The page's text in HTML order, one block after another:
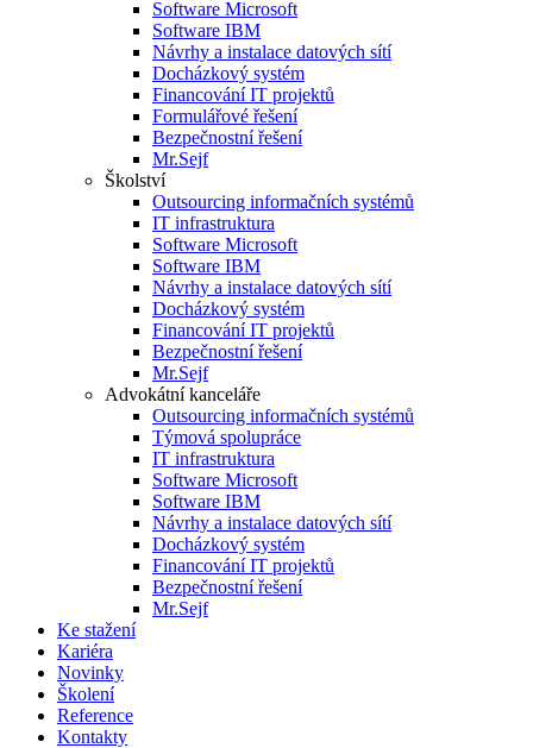
Software Microsoft
Software IBM
Návrhy a instalace datových sítí
Docházkový systém
Financování IT projektů
Formulářové řešení
Bezpečnostní řešení
Mr.Sejf
Školství
Outsourcing informačních systémů
IT infrastruktura
Software Microsoft
Software IBM
Návrhy a instalace datových sítí
Docházkový systém
Financování IT projektů
Bezpečnostní řešení
Mr.Sejf
Advokátní kanceláře
Outsourcing informačních systémů
Týmová spolupráce
IT infrastruktura
Software Microsoft
Software IBM
Návrhy a instalace datových sítí
Docházkový systém
Financování IT projektů
Bezpečnostní řešení
Mr.Sejf
Ke stažení
Kariéra
Novinky
Školení
Reference
Kontakty